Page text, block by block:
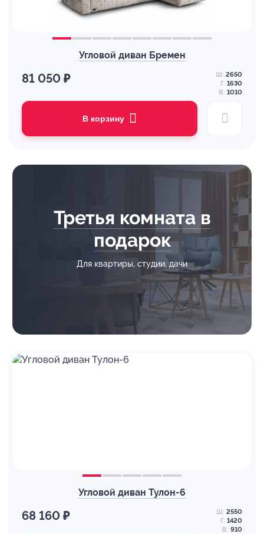
Угловой диван Бремен
81 050 ₽ Ш: 2650
Г: 1630
В: 1010
В корзину
Третья комната в
подарок
Для квартиры, студии, дачи
Угловой диван Тулон-6
68 160 ₽ Ш: 2550
Г: 1420
В: 910